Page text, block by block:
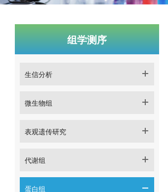
组学测序
生信分析
微生物组
表观遗传研究
代谢组
蛋白组